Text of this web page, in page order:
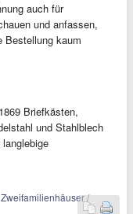
auch für
und anfassen,
Bestellung kaum
Briefkästen,
und Stahlblech
/